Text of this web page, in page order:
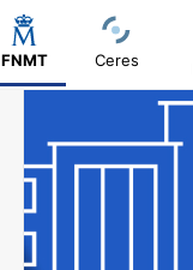
FNMT Ceres